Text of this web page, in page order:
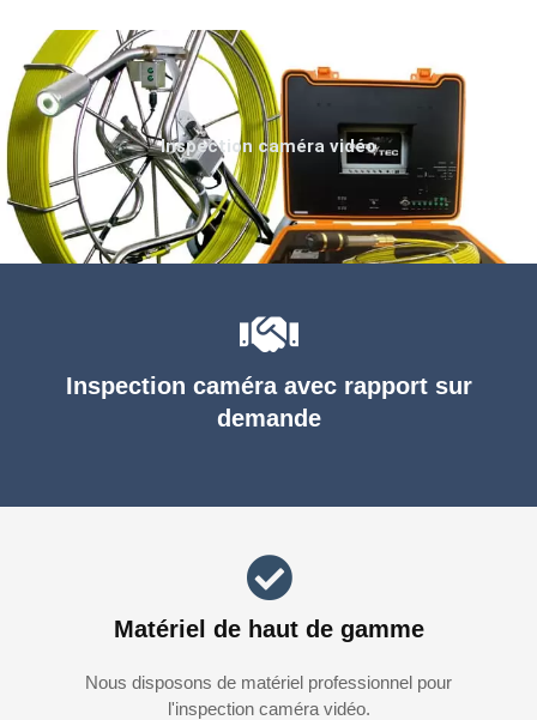
Inspection caméra avec rapport sur
demande
Matériel de haut de gamme
Nous disposons de matériel professionnel pour
l'inspection caméra vidéo.
Inspection caméra vidéo